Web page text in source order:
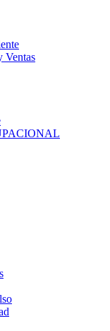
Ventas